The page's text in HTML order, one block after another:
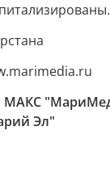
МАКС
Эл"